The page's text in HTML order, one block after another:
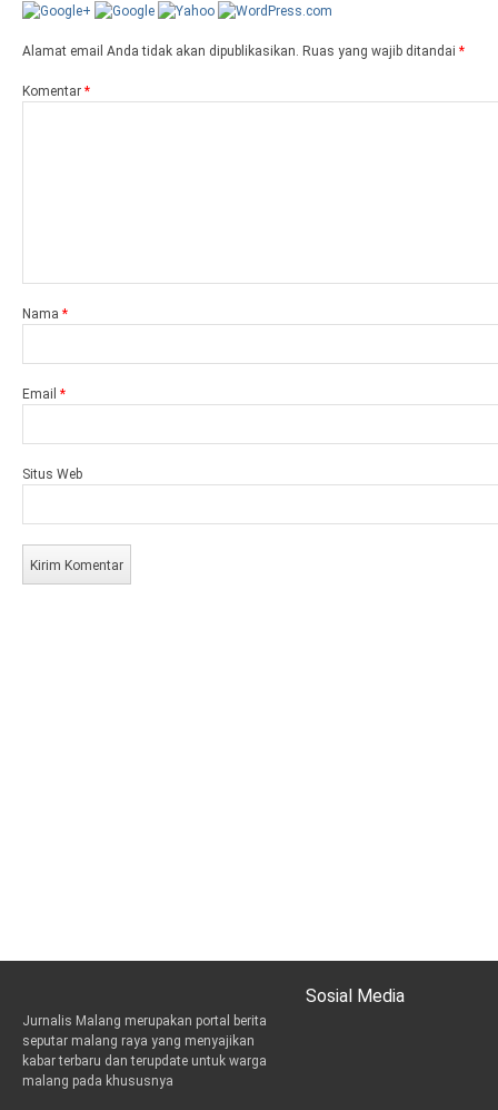
Alamat email Anda tidak akan dipublikasikan. Ruas yang wajib ditandai *
Komentar *
Nama *
Email *
Situs Web
Jurnalis Malang merupakan portal berita
seputar malang raya yang menyajikan
kabar terbaru dan terupdate untuk warga
malang pada khususnya
Sosial Media